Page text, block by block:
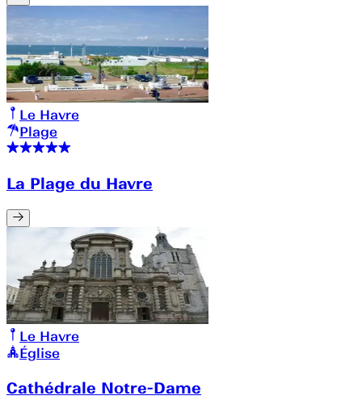
Le Havre
Plage
La Plage du Havre
Le Havre
Église
Cathédrale Notre-Dame